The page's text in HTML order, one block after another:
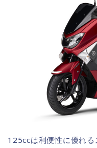
125ccは利便性に優れ